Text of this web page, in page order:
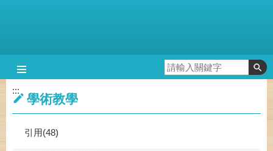
:::
學術教學
引用(48)